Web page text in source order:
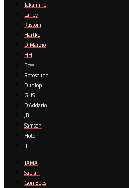
Takamine
Laney
Kustom
Hartke
DiMarzio
HH
Boss
Rotosound
Dunlop
GHS
D’Addario
JBL
Samson
Hoton
JJ
TAMA
Sabian
Gon Bops